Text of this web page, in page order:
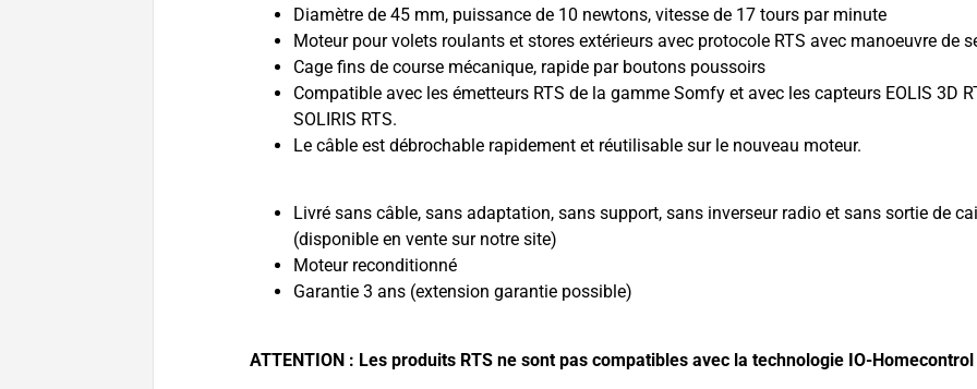
Diamètre de 45 mm, puissance de 10 newtons, vitesse de 17 tours par minute
Moteur pour volets roulants et stores extérieurs avec protocole RTS avec manoeuvre de
Cage fins de course mécanique, rapide par boutons poussoirs
Compatible avec les émetteurs RTS de la gamme Somfy et avec les capteurs EOLIS 3D
SOLIRIS RTS.
Le câble est débrochable rapidement et réutilisable sur le nouveau moteur.
Livré sans câble, sans adaptation, sans support, sans inverseur radio et sans sortie de
(disponible en vente sur notre site)
Moteur reconditionné
Garantie 3 ans (extension garantie possible)
ATTENTION : Les produits RTS ne sont pas compatibles avec la technologie IO-